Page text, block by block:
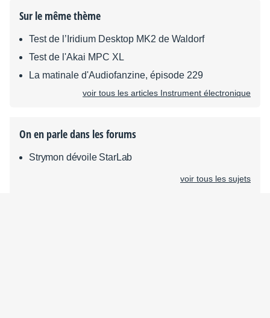
Sur le même thème
Test de l’Iridium Desktop MK2 de Waldorf
Test de l'Akai MPC XL
La matinale d'Audiofanzine, épisode 229
voir tous les articles Instrument électronique
On en parle dans les forums
Strymon dévoile StarLab
voir tous les sujets